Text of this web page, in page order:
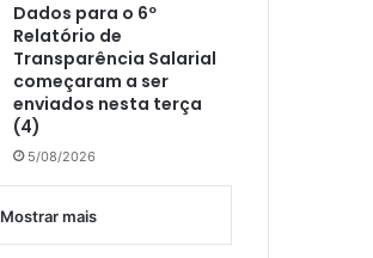
Dados para o 6º
Relatório de
Transparência Salarial
começaram a ser
enviados nesta terça
(4)
5/08/2026
Mostrar mais